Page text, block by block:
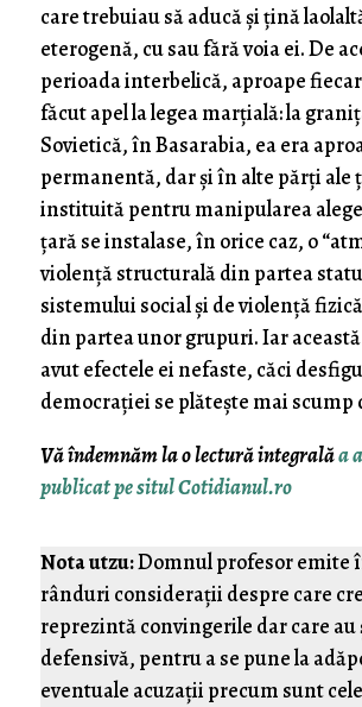
care trebuiau să aducă și țină
eterogenă, cu sau fără voia ei. De
perioada interbelică, aproape
făcut apel la legea marțială: la
Sovietică, în Basarabia, ea era
permanentă, dar și în alte părți ale
instituită pentru manipularea
țară se instalase, în orice caz, o
violență structurală din partea
sistemului social și de violență fizică
din partea unor grupuri. Iar
avut efectele ei nefaste, căci
democrației se plătește mai scump
Vă îndemnăm la o lectură integralăa
publicat pe situl Cotidianul.ro
Nota utzu:Domnul profesor emite
rânduri consideraţii despre care
reprezintă convingerile dar care au
defensivă, pentru a se pune la
eventuale acuzaţii precum sunt